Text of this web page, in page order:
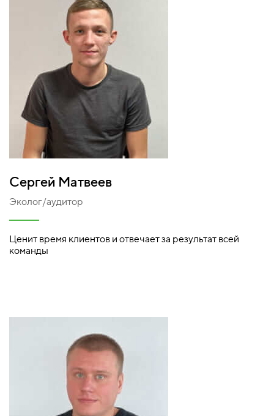
Сергей Матвеев
Эколог/аудитор
Ценит время клиентов и отвечает за результат всей
команды